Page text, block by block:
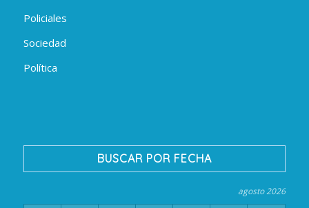
Policiales
Sociedad
Política
BUSCAR POR FECHA
agosto 2026